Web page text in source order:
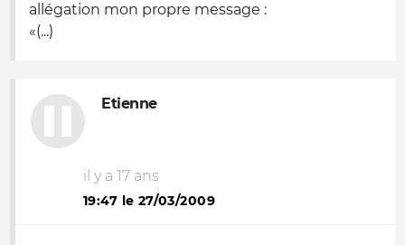
allégation mon propre message :
«(...)
Etienne
il y a 17 ans
19:47 le 27/03/2009